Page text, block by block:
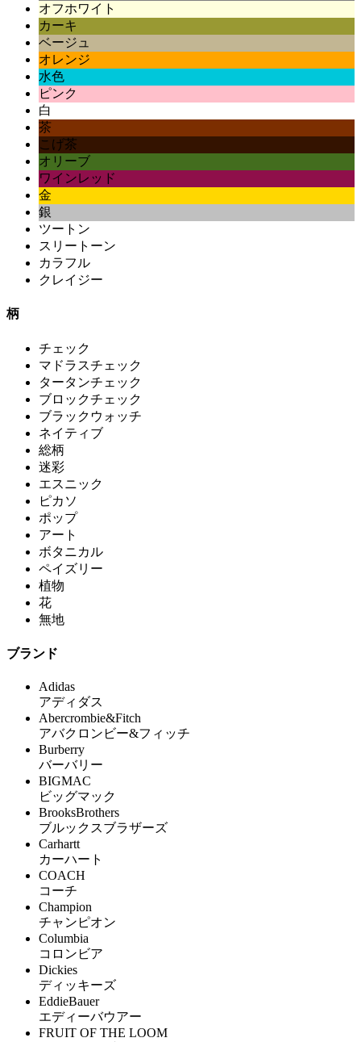
オフホワイト
カーキ
ベージュ
オレンジ
水色
ピンク
白
茶
こげ茶
オリーブ
ワインレッド
金
銀
ツートン
スリートーン
カラフル
クレイジー
柄
チェック
マドラスチェック
タータンチェック
ブロックチェック
ブラックウォッチ
ネイティブ
総柄
迷彩
エスニック
ピカソ
ポップ
アート
ボタニカル
ペイズリー
植物
花
無地
ブランド
Adidas
アディダス
Abercrombie&Fitch
アバクロンビー&フィッチ
Burberry
バーバリー
BIGMAC
ビッグマック
BrooksBrothers
ブルックスブラザーズ
Carhartt
カーハート
COACH
コーチ
Champion
チャンピオン
Columbia
コロンビア
Dickies
ディッキーズ
EddieBauer
エディーバウアー
FRUIT OF THE LOOM